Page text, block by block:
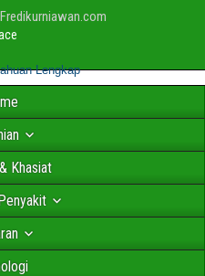
Fredikurniawan.com
Khasiat